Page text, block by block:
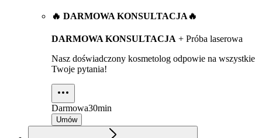
🔥 DARMOWA KONSULTACJA🔥
DARMOWA KONSULTACJA + Próba laserowa
Nasz doświadczony kosmetolog odpowie na wszystkie
Twoje pytania!
Darmowa30min
Umów